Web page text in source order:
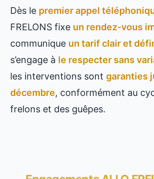
Dès le premier appel
FRELONS fixe un rendez-vous
communique un tarif clair et
s’engage à le respecter sans
les interventions sont garanties
décembre, conformément au
frelons et des guêpes.